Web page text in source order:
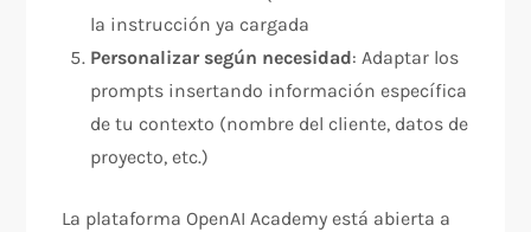
la instrucción ya cargada​​
Personalizar según necesidad: Adaptar los
prompts insertando información específica
de tu contexto (nombre del cliente, datos de
proyecto, etc.)​
La plataforma OpenAI Academy está abierta a